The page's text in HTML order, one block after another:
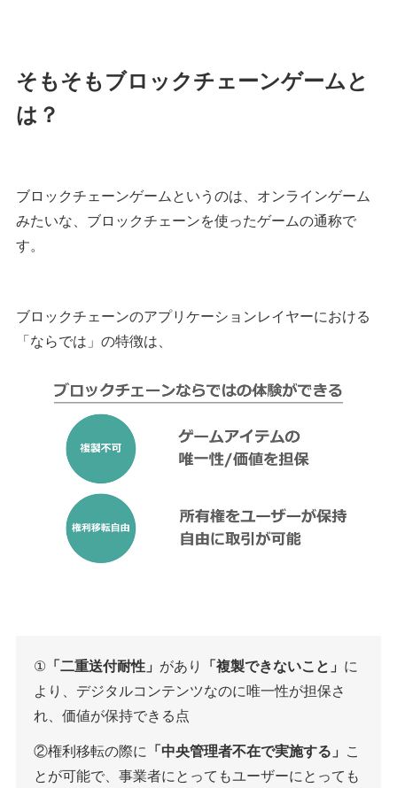
そもそもブロックチェーンゲームと
は？
ブロックチェーンゲームというのは、オンラインゲーム
みたいな、ブロックチェーンを使ったゲームの通称で
す。
ブロックチェーンのアプリケーションレイヤーにおける
「ならでは」の特徴は、
① 「二重送付耐性」 があり 「複製できないこと」 に
より、デジタルコンテンツなのに唯一性が担保さ
れ、価値が保持できる点
②権利移転の際に 「中央管理者不在で実施する」 こ
とが可能で、事業者にとってもユーザーにとっても